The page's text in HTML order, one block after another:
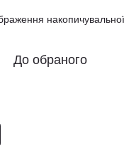
До обраного